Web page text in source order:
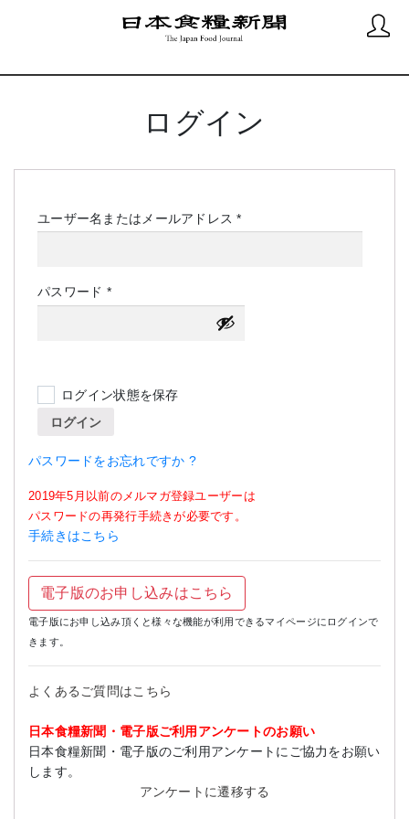
ログイン
ユーザー名またはメールアドレス*必
パスワード *必
須
ログイン状態を保存
ログイン
パスワードをお忘れですか ?
2019年5月以前のメルマガ登録ユーザーは
パスワードの再発行手続きが必要です。
手続きはこちら
電子版のお申し込みはこちら
電子版にお申し込み頂くと様々な機能が利用できるマイページにログインで
きます。
よくあるご質問はこちら
日本食糧新聞・電子版ご利用アンケートのお願い
日本食糧新聞・電子版のご利用アンケートにご協力をお願い
します。
アンケートに遷移する